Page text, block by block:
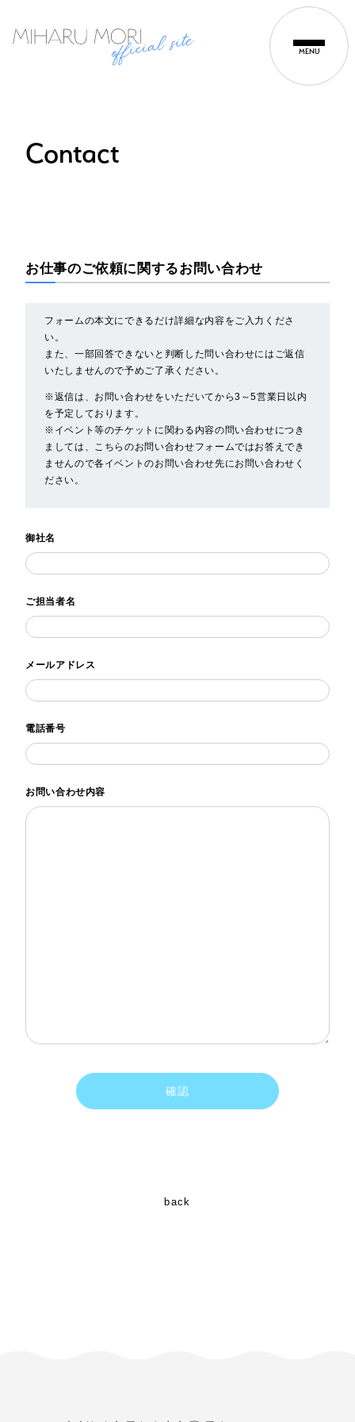
MENU
Contact
お仕事のご依頼に関するお問い合わせ
フォームの本文にできるだけ詳細な内容をご入力くださ
い。
また、一部回答できないと判断した問い合わせにはご返信
いたしませんので予めご了承ください。
※返信は、お問い合わせをいただいてから3～5営業日以内
を予定しております。
※イベント等のチケットに関わる内容の問い合わせにつき
ましては、こちらのお問い合わせフォームではお答えでき
ませんので各イベントのお問い合わせ先にお問い合わせく
ださい。
御社名
ご担当者名
メールアドレス
電話番号
お問い合わせ内容
確認
back